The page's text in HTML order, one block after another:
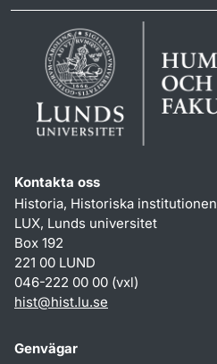
Kontakta oss
Historia, Historiska institutionen
LUX, Lunds universitet
Box 192
221 00 LUND
046-222 00 00 (vxl)
hist@hist.lu.se
Genvägar